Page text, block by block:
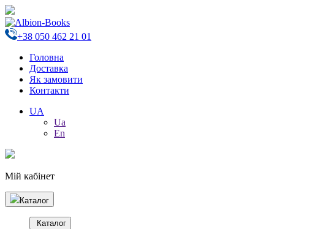
+38 050 462 21 01
Головна
Доставка
Як замовити
Контакти
UA
Ua
En
Мій кабінет
Каталог
Каталог